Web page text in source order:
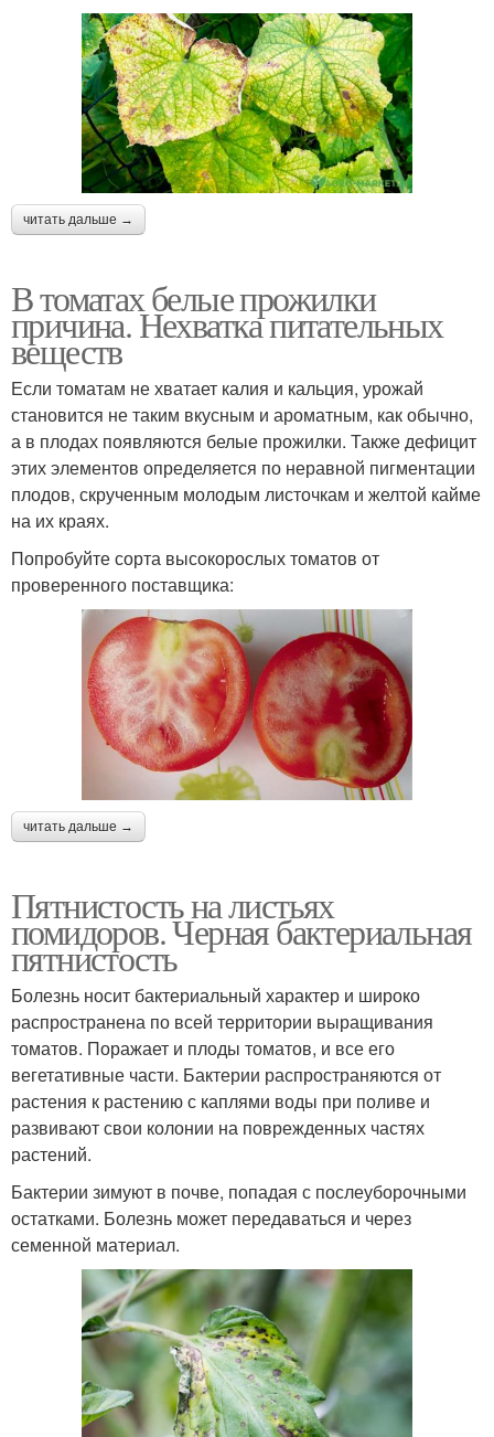
читать дальше →
В томатах белые прожилки
причина. Нехватка питательных
веществ
Если томатам не хватает калия и кальция, урожай
становится не таким вкусным и ароматным, как обычно,
а в плодах появляются белые прожилки. Также дефицит
этих элементов определяется по неравной пигментации
плодов, скрученным молодым листочкам и желтой кайме
на их краях.
Попробуйте сорта высокорослых томатов от
проверенного поставщика:
читать дальше →
Пятнистость на листьях
помидоров. Черная бактериальная
пятнистость
Болезнь носит бактериальный характер и широко
распространена по всей территории выращивания
томатов. Поражает и плоды томатов, и все его
вегетативные части. Бактерии распространяются от
растения к растению с каплями воды при поливе и
развивают свои колонии на поврежденных частях
растений.
Бактерии зимуют в почве, попадая с послеуборочными
остатками. Болезнь может передаваться и через
семенной материал.